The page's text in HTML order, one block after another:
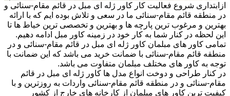
ازابتداری شروع فعالیت کار کاور ژله ای مبل در قائم مقام-سنائی و
در منطقه قائم مقام-سنائی ما در سعی و تلاش بوده ایم که با ارائه
بهترین و مرغوب ترین پارچه ها و بهترین و تخصصی ترین خیاط ها تا
این لحظه در کنار شما به کار خود در زمینه کاور مبل ادامه دهیم.
تمامی کاور های مبلمان کاور ژله ای مبل در قائم مقام-سنائی و در
منطقه قائم مقام-سنائی با ضمانت خرید می باشد که این ضمانت با
توجه به کاور های مختلف مبلمان متفاوت می باشد.
در کنار طراحی و دوخت انواع مدل ها کاور ژله ای مبل در قائم
مقام-سنائی و در منطقه قائم مقام-سنائی واردات به روزترین و با
کیفیت ترین کاور های مبلمان از کارخانه های خارج از کشور